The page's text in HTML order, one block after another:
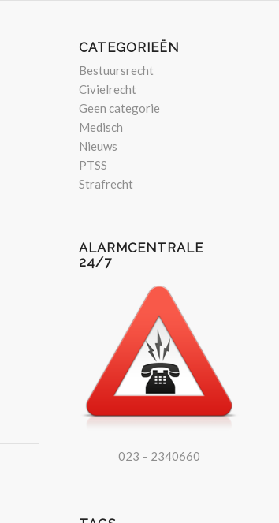
CATEGORIEËN
Bestuursrecht
Civielrecht
Geen categorie
Medisch
Nieuws
PTSS
Strafrecht
ALARMCENTRALE
24/7
023 – 2340660